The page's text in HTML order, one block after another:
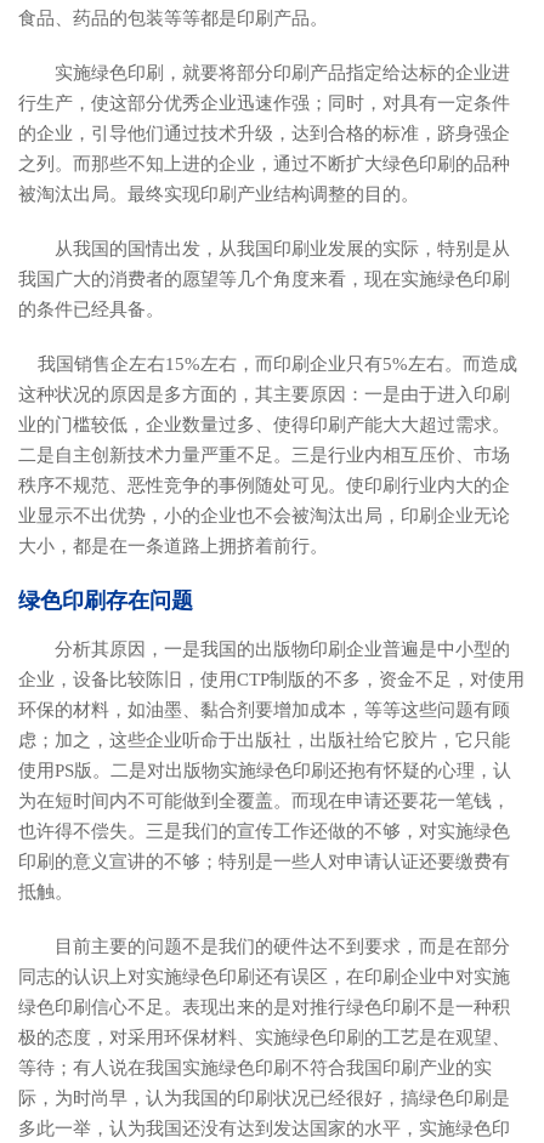
食品、药品的包装等等都是印刷产品。
实施绿色印刷，就要将部分印刷产品指定给达标的企业进
行生产，使这部分优秀企业迅速作强；同时，对具有一定条件
的企业，引导他们通过技术升级，达到合格的标准，跻身强企
之列。而那些不知上进的企业，通过不断扩大绿色印刷的品种
被淘汰出局。最终实现印刷产业结构调整的目的。
从我国的国情出发，从我国印刷业发展的实际，特别是从
我国广大的消费者的愿望等几个角度来看，现在实施绿色印刷
的条件已经具备。
我国销售企左右15%左右，而印刷企业只有5%左右。而造成
这种状况的原因是多方面的，其主要原因：一是由于进入印刷
业的门槛较低，企业数量过多、使得印刷产能大大超过需求。
二是自主创新技术力量严重不足。三是行业内相互压价、市场
秩序不规范、恶性竞争的事例随处可见。使印刷行业内大的企
业显示不出优势，小的企业也不会被淘汰出局，印刷企业无论
大小，都是在一条道路上拥挤着前行。
绿色印刷存在问题
分析其原因，一是我国的出版物印刷企业普遍是中小型的
企业，设备比较陈旧，使用CTP制版的不多，资金不足，对使用
环保的材料，如油墨、黏合剂要增加成本，等等这些问题有顾
虑；加之，这些企业听命于出版社，出版社给它胶片，它只能
使用PS版。二是对出版物实施绿色印刷还抱有怀疑的心理，认
为在短时间内不可能做到全覆盖。而现在申请还要花一笔钱，
也许得不偿失。三是我们的宣传工作还做的不够，对实施绿色
印刷的意义宣讲的不够；特别是一些人对申请认证还要缴费有
抵触。
目前主要的问题不是我们的硬件达不到要求，而是在部分
同志的认识上对实施绿色印刷还有误区，在印刷企业中对实施
绿色印刷信心不足。表现出来的是对推行绿色印刷不是一种积
极的态度，对采用环保材料、实施绿色印刷的工艺是在观望、
等待；有人说在我国实施绿色印刷不符合我国印刷产业的实
际，为时尚早，认为我国的印刷状况已经很好，搞绿色印刷是
多此一举，认为我国还没有达到发达国家的水平，实施绿色印